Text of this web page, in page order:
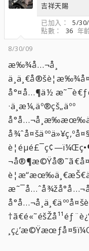
吉祥天賜
已加入
5/
點數
36 年
8/30/09
æ‰¾å…¬å¸
å°¤å…¶ä½
·ä¸æ¼‚äº®çš„äºº